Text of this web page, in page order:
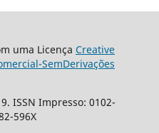
uma Licença Creative
SemDerivações
ISSN Impresso: 0102-
596X